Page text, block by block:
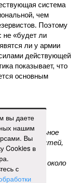
система
чем
Поэтому
не «будет ли
ли у армии
действующей
показывает, что
основным
на
стабильное
властей,
490 тыс.
м – также около
тыс.
вы даете
нашим
Вы
Cookies в
с